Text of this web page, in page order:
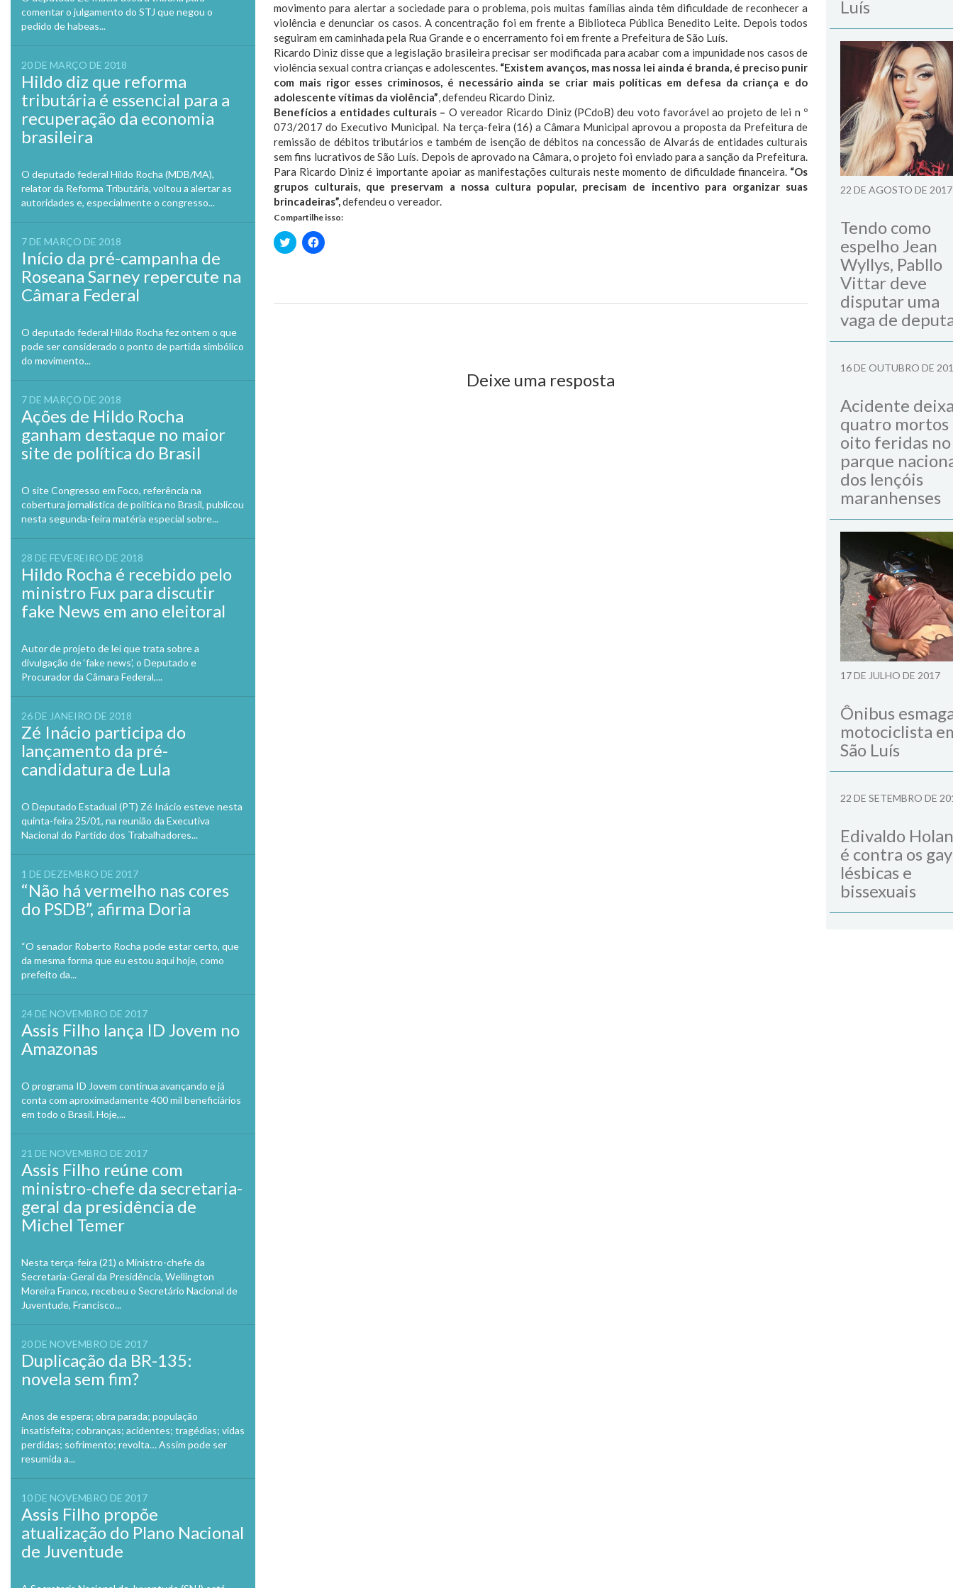
comentar o julgamento do STJ que negou o
pedido de habeas...
20 DE MARÇO DE 2018
Hildo diz que reforma
tributária é essencial para a
recuperação da economia
brasileira
O deputado federal Hildo Rocha (MDB/MA),
relator da Reforma Tributária, voltou a alertar as
autoridades e, especialmente o congresso...
7 DE MARÇO DE 2018
Início da pré-campanha de
Roseana Sarney repercute na
Câmara Federal
O deputado federal Hildo Rocha fez ontem o que
pode ser considerado o ponto de partida simbólico
do movimento...
7 DE MARÇO DE 2018
Ações de Hildo Rocha
ganham destaque no maior
site de política do Brasil
O site Congresso em Foco, referência na
cobertura jornalística de política no Brasil, publicou
nesta segunda-feira matéria especial sobre...
28 DE FEVEREIRO DE 2018
Hildo Rocha é recebido pelo
ministro Fux para discutir
fake News em ano eleitoral
Autor de projeto de lei que trata sobre a
divulgação de ‘fake news’, o Deputado e
Procurador da Câmara Federal,...
26 DE JANEIRO DE 2018
Zé Inácio participa do
lançamento da pré-
candidatura de Lula
O Deputado Estadual (PT) Zé Inácio esteve nesta
quinta-feira 25/01, na reunião da Executiva
Nacional do Partido dos Trabalhadores...
1 DE DEZEMBRO DE 2017
“Não há vermelho nas cores
do PSDB”, afirma Doria
“O senador Roberto Rocha pode estar certo, que
da mesma forma que eu estou aqui hoje, como
prefeito da...
24 DE NOVEMBRO DE 2017
Assis Filho lança ID Jovem no
Amazonas
O programa ID Jovem continua avançando e já
conta com aproximadamente 400 mil beneficiários
em todo o Brasil. Hoje,...
21 DE NOVEMBRO DE 2017
Assis Filho reúne com
ministro-chefe da secretaria-
geral da presidência de
Michel Temer
Nesta terça-feira (21) o Ministro-chefe da
Secretaria-Geral da Presidência, Wellington
Moreira Franco, recebeu o Secretário Nacional de
Juventude, Francisco...
20 DE NOVEMBRO DE 2017
Duplicação da BR-135:
novela sem fim?
Anos de espera; obra parada; população
insatisfeita; cobranças; acidentes; tragédias; vidas
perdidas; sofrimento; revolta… Assim pode ser
resumida a...
10 DE NOVEMBRO DE 2017
Assis Filho propõe
atualização do Plano Nacional
de Juventude
movimento para alertar a sociedade para o problema, pois muitas famílias ainda têm dificuldade de reconhecer a
violência e denunciar os casos. A concentração foi em frente a Biblioteca Pública Benedito Leite. Depois todos
seguiram em caminhada pela Rua Grande e o encerramento foi em frente a Prefeitura de São Luís.
Ricardo Diniz disse que a legislação brasileira precisar ser modificada para acabar com a impunidade nos casos de
violência sexual contra crianças e adolescentes. “Existem avanços, mas nossa lei ainda é branda, é preciso punir
com mais rigor esses criminosos, é necessário ainda se criar mais políticas em defesa da criança e do
adolescente vítimas da violência”, defendeu Ricardo Diniz.
Benefícios a entidades culturais – O vereador Ricardo Diniz (PCdoB) deu voto favorável ao projeto de lei n º
073/2017 do Executivo Municipal. Na terça-feira (16) a Câmara Municipal aprovou a proposta da Prefeitura de
remissão de débitos tributários e também de isenção de débitos na concessão de Alvarás de entidades culturais
sem fins lucrativos de São Luís. Depois de aprovado na Câmara, o projeto foi enviado para a sanção da Prefeitura.
Para Ricardo Diniz é importante apoiar as manifestações culturais neste momento de dificuldade financeira. “Os
grupos culturais, que preservam a nossa cultura popular, precisam de incentivo para organizar suas
brincadeiras”,defendeu o vereador.
Compartilhe isso:
Clique
para
janela)
Clique
para
janela)
Deixe uma resposta
Luís
22 DE AGOSTO DE 2017
Tendo como
espelho Jean
Wyllys, Pabllo
Vittar deve
disputar uma
vaga de
16 DE OUTUBRO DE
Acidente
quatro mortos
oito feridas no
parque
dos lençóis
maranhenses
17 DE JULHO DE 2017
Ônibus
motociclista
São Luís
22 DE SETEMBRO DE
Edivaldo
é contra os
lésbicas e
bissexuais